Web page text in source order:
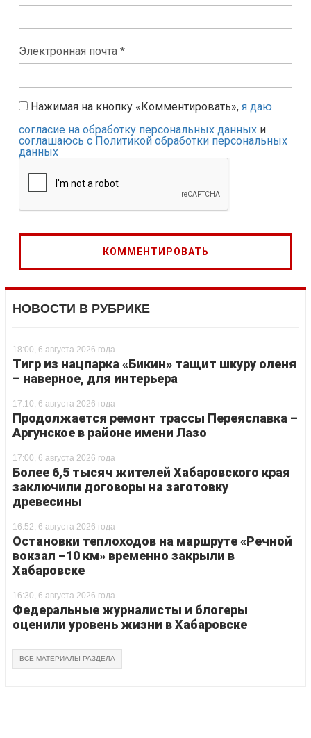
Электронная почта *
Нажимая на кнопку «Комментировать», я даю
согласие на обработку персональных данных и
соглашаюсь с Политикой обработки персональных
данных
НОВОСТИ В РУБРИКЕ
18:00, 6 августа 2026 года
Тигр из нацпарка «Бикин» тащит шкуру оленя
– наверное, для интерьера
17:10, 6 августа 2026 года
Продолжается ремонт трассы Переяславка –
Аргунское в районе имени Лазо
17:00, 6 августа 2026 года
Более 6,5 тысяч жителей Хабаровского края
заключили договоры на заготовку
древесины
16:52, 6 августа 2026 года
Остановки теплоходов на маршруте «Речной
вокзал –10 км» временно закрыли в
Хабаровске
16:30, 6 августа 2026 года
Федеральные журналисты и блогеры
оценили уровень жизни в Хабаровске
ВСЕ МАТЕРИАЛЫ РАЗДЕЛА